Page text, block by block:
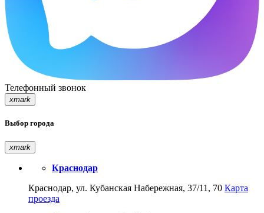
Телефонный звонок
xmark
Выбор города
xmark
Краснодар
Краснодар, ул. Кубанская Набережная, 37/11, 70 Карта
проезда